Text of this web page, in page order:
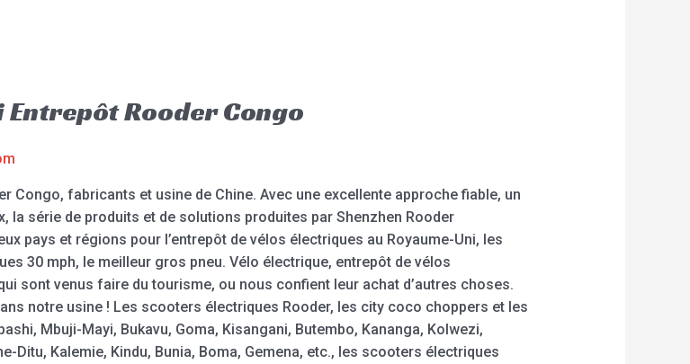
Rooder Congo
Congo, fabricants et usine de Chine. Avec une excellente approche fiable, un
la série de produits et de solutions produites par Shenzhen Rooder
pays et régions pour l’entrepôt de vélos électriques au Royaume-Uni, les
30 mph, le meilleur gros pneu. Vélo électrique, entrepôt de vélos
sont venus faire du tourisme, ou nous confient leur achat d’autres choses.
notre usine ! Les scooters électriques Rooder, les city coco choppers et les
Mbuji-Mayi, Bukavu, Goma, Kisangani, Butembo, Kananga, Kolwezi,
Ditu, Kalemie, Kindu, Bunia, Boma, Gemena, etc., les scooters électriques